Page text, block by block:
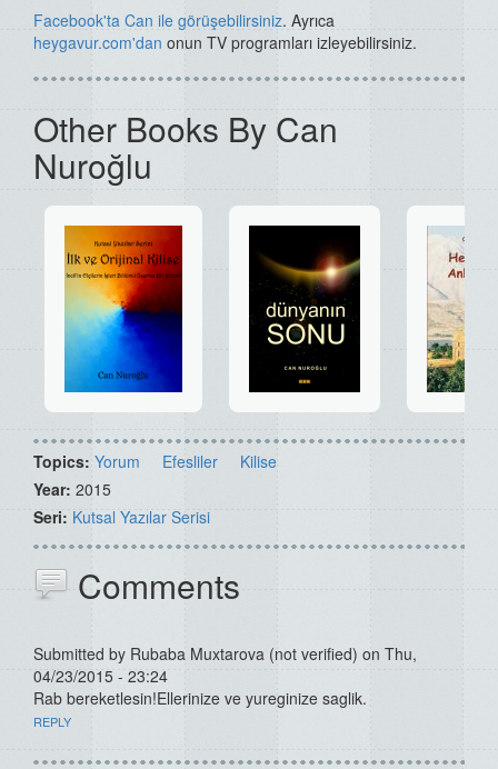
Facebook'ta Can ile görüşebilirsiniz. Ayrıca
heygavur.com'dan onun TV programları izleyebilirsiniz.
Other Books By Can
Nuroğlu
Topics:Yorum Efesliler
Kilise
Year: 2015
Seri: Kutsal Yazılar Serisi
Comments
Submitted by Rubaba Muxtarova (not verified) on Thu,
04/23/2015 - 23:24
Rab bereketlesin!Ellerinize ve yureginize saglik.
REPLY